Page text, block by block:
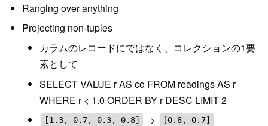
Ranging over anything
Projecting non-tuples
カラムのレコードにではなく、コレクションの1要
素として
SELECT VALUE r AS co FROM readings AS r
WHERE r < 1.0 ORDER BY r DESC LIMIT 2
[1.3, 0.7, 0.3, 0.8] -> [0.8, 0.7]